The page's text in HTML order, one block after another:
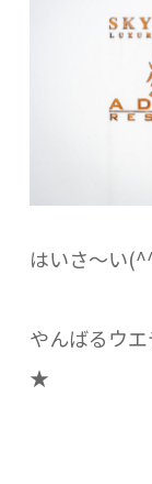
はいさ～い
やんばるウ
★